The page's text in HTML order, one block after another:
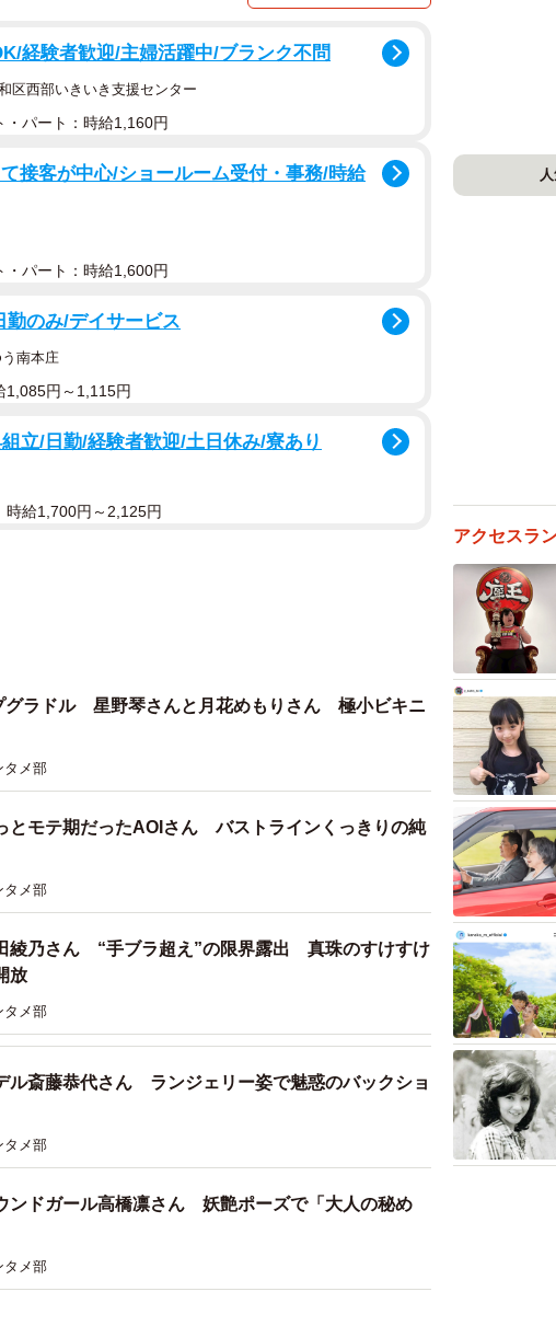
経験者歓迎/主婦活躍中/ブランク不問
区西部いきいき支援センター
・パート：時給1,160円
接客が中心/ショールーム受付・事務/時給
・パート：時給1,600円
のみ/デイサービス
南本庄
1,085円～1,115円
立/日勤/経験者歓迎/土日休み/寮あり
時給1,700円～2,125円
グラドル 星野琴さんと月花めもりさん 極小ビキニ
タメ部
とモテ期だったAOIさん バストラインくっきりの純
タメ部
綾乃さん “手ブラ超え”の限界露出 真珠のすけすけ
放
タメ部
ル斎藤恭代さん ランジェリー姿で魅惑のバックショ
タメ部
ンドガール高橋凛さん 妖艶ポーズで「大人の秘め
タメ部
アクセスラ